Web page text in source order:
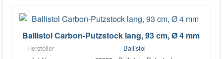
Ballistol Carbon-Putzstock lang, 93 cm, Ø 4 mm
Hersteller
Ballistol